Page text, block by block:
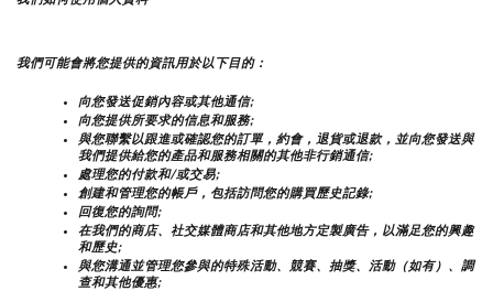
我們可能會將您提供的資訊用於以下目的：
向您發送促銷內容或其他通信;
向您提供所要求的信息和服務;
與您聯繫以跟進或確認您的訂單，約會，退貨或退款，並向您發送與
我們提供給您的產品和服務相關的其他非行銷通信;
處理您的付款和/或交易;
創建和管理您的帳戶，包括訪問您的購買歷史記錄;
回復您的詢問;
在我們的商店、社交媒體商店和其他地方定製廣告，以滿足您的興趣
和歷史;
與您溝通並管理您參與的特殊活動、競賽、抽獎、活動（如有）、調
查和其他優惠;